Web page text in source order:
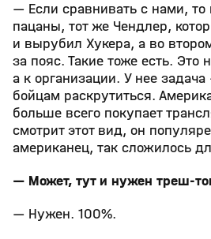
— Если сравнивать с нами, то
пацаны, тот же Чендлер,
и вырубил Хукера, а во
за пояс. Такие тоже есть. Это
а к организации. У нее
бойцам раскрутиться.
больше всего покупает
смотрит этот вид, он
американец, так сложилось
— Может, тут и нужен
— Нужен. 100%.